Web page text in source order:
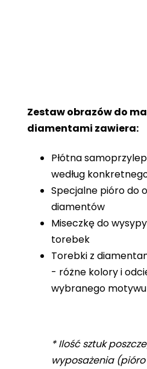
Zestaw obrazów do
diamentami zawiera:
Płótna
według
Specjalne pióro do
diamentów
Miseczkę do
torebek
Torebki z
- różne kolory i
wybranego motywu
* Ilość sztuk
wyposażenia